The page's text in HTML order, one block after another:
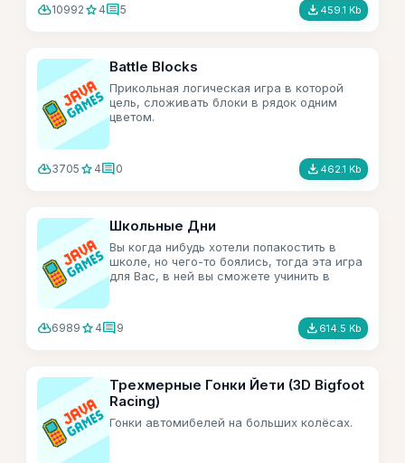
cloud_download10992 star 4comment5 file_download 459.1 Kb
Battle Blocks
Прикольная логическая игра в которой
цель, сложивать блоки в рядок одним
цветом.
cloud_download3705 star 4comment0 file_download 462.1 Kb
Школьные Дни
Вы когда нибудь хотели попакостить в
школе, но чего-то боялись, тогда эта игра
для Вас, в ней вы сможете учинить в
cloud_download6989 star 4comment9 file_download 614.5 Kb
Трехмерные Гонки Йети (3D Bigfoot
Racing)
Гонки автомибелей на больших колёсах.